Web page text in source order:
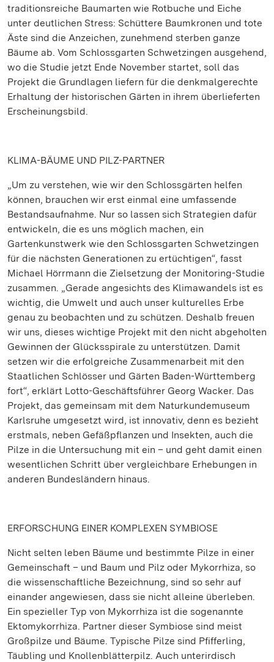
traditionsreiche Baumarten wie Rotbuche und Eiche
unter deutlichen Stress: Schüttere Baumkronen und tote
Äste sind die Anzeichen, zunehmend sterben ganze
Bäume ab. Vom Schlossgarten Schwetzingen ausgehend,
wo die Studie jetzt Ende November startet, soll das
Projekt die Grundlagen liefern für die denkmalgerechte
Erhaltung der historischen Gärten in ihrem überlieferten
Erscheinungsbild.
KLIMA-BÄUME UND PILZ-PARTNER
„Um zu verstehen, wie wir den Schlossgärten helfen
können, brauchen wir erst einmal eine umfassende
Bestandsaufnahme. Nur so lassen sich Strategien dafür
entwickeln, die es uns möglich machen, ein
Gartenkunstwerk wie den Schlossgarten Schwetzingen
für die nächsten Generationen zu ertüchtigen“, fasst
Michael Hörrmann die Zielsetzung der Monitoring-Studie
zusammen. „Gerade angesichts des Klimawandels ist es
wichtig, die Umwelt und auch unser kulturelles Erbe
genau zu beobachten und zu schützen. Deshalb freuen
wir uns, dieses wichtige Projekt mit den nicht abgeholten
Gewinnen der Glücksspirale zu unterstützen. Damit
setzen wir die erfolgreiche Zusammenarbeit mit den
Staatlichen Schlösser und Gärten Baden-Württemberg
fort“, erklärt Lotto-Geschäftsführer Georg Wacker. Das
Projekt, das gemeinsam mit dem Naturkundemuseum
Karlsruhe umgesetzt wird, ist innovativ, denn es bezieht
erstmals, neben Gefäßpflanzen und Insekten, auch die
Pilze in die Untersuchung mit ein – und geht damit einen
wesentlichen Schritt über vergleichbare Erhebungen in
anderen Bundesländern hinaus.
ERFORSCHUNG EINER KOMPLEXEN SYMBIOSE
Nicht selten leben Bäume und bestimmte Pilze in einer
Gemeinschaft – und Baum und Pilz oder Mykorrhiza, so
die wissenschaftliche Bezeichnung, sind so sehr auf
einander angewiesen, dass sie nicht alleine überleben.
Ein spezieller Typ von Mykorrhiza ist die sogenannte
Ektomykorrhiza. Partner dieser Symbiose sind meist
Großpilze und Bäume. Typische Pilze sind Pfifferling,
Täubling und Knollenblätterpilz. Auch unterirdisch